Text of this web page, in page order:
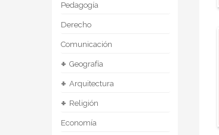
Pedagogía
Derecho
Comunicación
+ Geografía
+ Arquitectura
+ Religión
Economía